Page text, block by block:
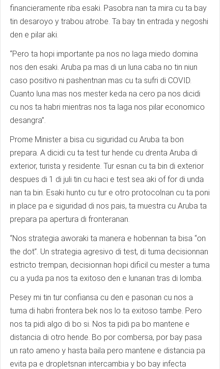
financieramente riba esaki. Pasobra nan ta mira cu ta bay
tin desaroyo y trabou atrobe. Ta bay tin entrada y negoshi
den e pilar aki.
“Pero ta hopi importante pa nos no laga miedo domina
nos den esaki. Aruba pa mas di un luna caba no tin niun
caso positivo ni pashentnan mas cu ta sufri di COVID.
Cuanto luna mas nos mester keda na cero pa nos dicidi
cu nos ta habri mientras nos ta laga nos pilar economico
desangra”.
Prome Minister a bisa cu siguridad cu Aruba ta bon
prepara. A dicidi cu ta test tur hende cu drenta Aruba di
exterior, turista y residente. Tur esnan cu ta bin di exterior
despues di 1 di juli tin cu haci e test sea aki of for di unda
nan ta bin. Esaki hunto cu tur e otro protocolnan cu ta poni
in place pa e siguridad di nos pais, ta muestra cu Aruba ta
prepara pa apertura di fronteranan.
“Nos strategia aworaki ta manera e hobennan ta bisa “on
the dot”. Un strategia agresivo di test, di tuma decisionnan
estricto trempan, decisionnan hopi dificil cu mester a tuma
cu a yuda pa nos ta exitoso den e lunanan tras di lomba.
Pesey mi tin tur confiansa cu den e pasonan cu nos a
tuma di habri frontera bek nos lo ta exitoso tambe. Pero
nos ta pidi algo di bo si. Nos ta pidi pa bo mantene e
distancia di otro hende. Bo por combersa, por bay pasa
un rato ameno y hasta baila pero mantene e distancia pa
evita pa e dropletsnan intercambia y bo bay infecta